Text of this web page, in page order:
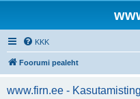
KKK
Foorumi pealeht
www.firn.ee -